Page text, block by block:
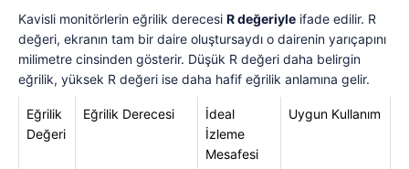
Kavisli monitörlerin eğrilik derecesi R değeriyle ifade edilir. R
değeri, ekranın tam bir daire oluştursaydı o dairenin yarıçapını
milimetre cinsinden gösterir. Düşük R değeri daha belirgin
eğrilik, yüksek R değeri ise daha hafif eğrilik anlamına gelir.
Eğrilik
Değeri
Eğrilik Derecesi
İdeal
İzleme
Mesafesi
Uygun Kullanım